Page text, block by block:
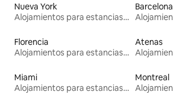
Nueva York
Alojamientos para estancias largas
Barcelona
Florencia
Alojamientos para estancias largas
Atenas
Miami
Alojamientos para estancias largas
Montreal